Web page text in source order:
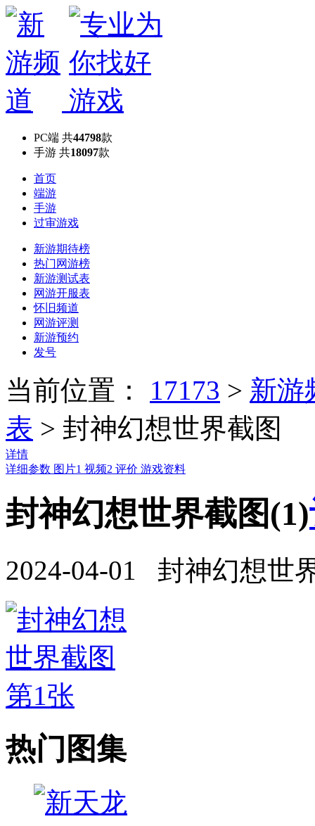
PC端 共44798款
手游 共18097款
首页
端游
手游
过审游戏
新游期待榜
热门网游榜
新游测试表
网游开服表
怀旧频道
网游评测
新游预约
发号
当前位置： 17173 > 新游
表 > 封神幻想世界截图
详情
详细参数 图片1 视频2 评价 游戏资料
封神幻想世界截图(1)
2024-04-01 封神幻想世
热门图集